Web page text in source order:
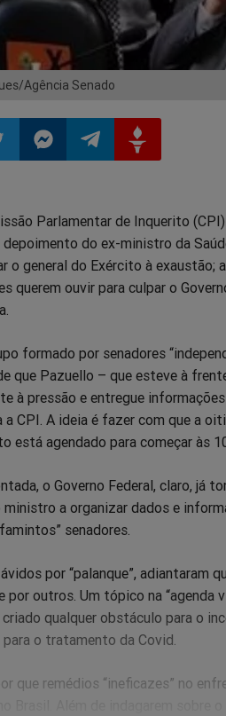
Agência Senado
no
Messenger
no
Telegram
no
Gettr
Parlamentar de Inquerito
depoimento do ex-ministro da
o general do Exército à exaustão;
querem ouvir para culpar o
formado por senadores
que Pazuello – que esteve à
à pressão e entregue
a CPI. A ideia é fazer com que a
está agendado para começar às
o Governo Federal, claro, já
a organizar dados e
senadores.
por “palanque”, adiantaram
por outros. Um tópico na “agenda
qualquer obstáculo para o
o tratamento da Covid.
que remédios “ineficazes” no